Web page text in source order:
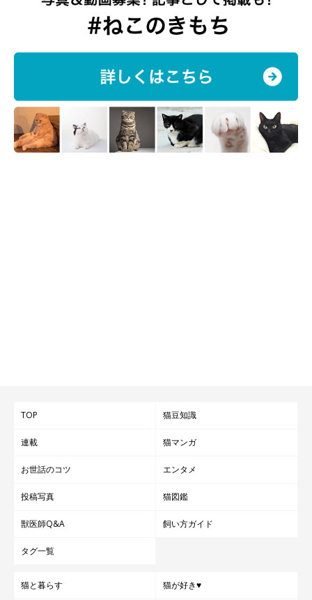
TOP 猫豆知識
連載 猫マンガ
お世話のコツ エンタメ
投稿写真 猫図鑑
獣医師Q&A 飼い方ガイド
タグ一覧
猫と暮らす 猫が好き♥